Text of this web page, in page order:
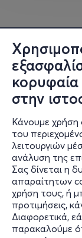
στην
Κάνουμε χρήση
του
λειτουργιών
ανάλυση της
Σας δίνεται η
απαραίτητων
χρήση τους, ή
προτιμήσεις,
Διαφορετικά,
παρακαλούμε
Υποστήριξη
Stay